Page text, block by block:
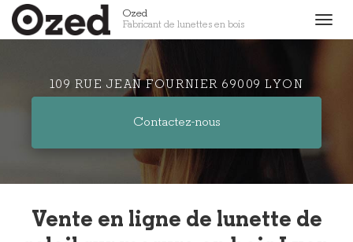
Aller
au
Ozed
Fabricant de lunettes en bois
109 RUE JEAN FOURNIER 69009 LYON
Contactez-nous
Vente en ligne de lunette de